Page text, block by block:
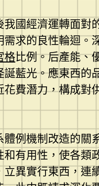
國經濟運轉面對
求的良性輪迴。
格比例。后產能、
藍光。應東西的
費潛力，構成對
體例機制改造的關
有用性，使各類
異實行東西，連